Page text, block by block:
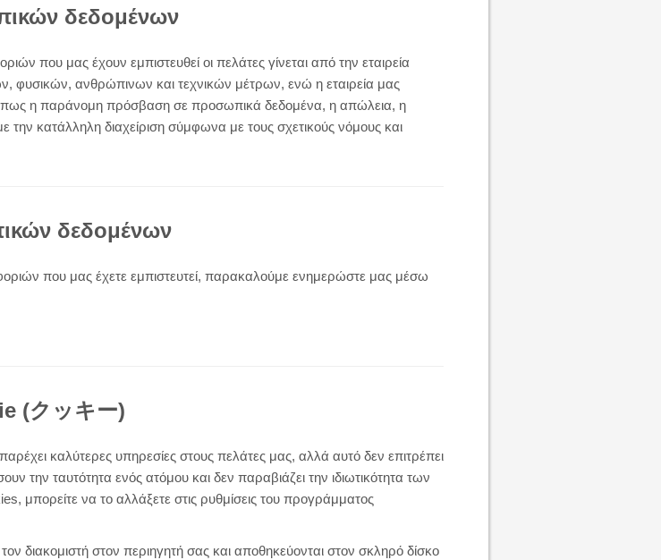
δεδομένων
που μας έχουν εμπιστευθεί οι πελάτες γίνεται από την εταιρεία
φυσικών, ανθρώπινων και τεχνικών μέτρων, ενώ η εταιρεία μας
η παράνομη πρόσβαση σε προσωπικά δεδομένα, η απώλεια, η
κατάλληλη διαχείριση σύμφωνα με τους σχετικούς νόμους και
δεδομένων
που μας έχετε εμπιστευτεί, παρακαλούμε ενημερώστε μας μέσω
(クッキー)
καλύτερες υπηρεσίες στους πελάτες μας, αλλά αυτό δεν επιτρέπει
την ταυτότητα ενός ατόμου και δεν παραβιάζει την ιδιωτικότητα των
μπορείτε να το αλλάξετε στις ρυθμίσεις του προγράμματος
διακομιστή στον περιηγητή σας και αποθηκεύονται στον σκληρό δίσκο